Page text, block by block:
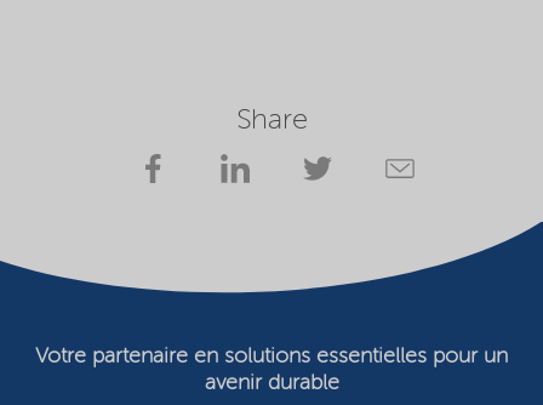
Share
Votre partenaire en solutions essentielles pour un
avenir durable